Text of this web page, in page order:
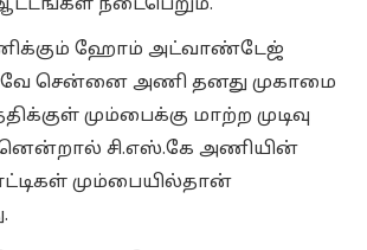
நடைபெறும்.
ஹோம் அட்வாண்டேஜ்
சென்னை அணி தனது முகாமை
மும்பைக்கு மாற்ற முடிவு
சி.எஸ்.கே அணியின்
மும்பையில்தான்